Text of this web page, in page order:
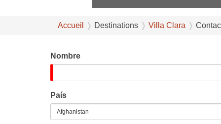
Accueil Destinations Villa Clara
Nombre
País